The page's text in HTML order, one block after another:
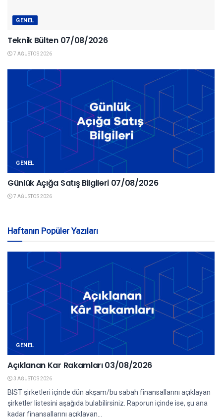
GENEL
Teknik Bülten 07/08/2026
7 AĞUSTOS 2026
GENEL
Günlük Açığa Satış Bilgileri 07/08/2026
7 AĞUSTOS 2026
Haftanın Popüler Yazıları
GENEL
Açıklanan Kar Rakamları 03/08/2026
3 AĞUSTOS 2026
BIST şirketleri içinde dün akşam/bu sabah finansallarını açıklayan
şirketler listesini aşağıda bulabilirsiniz. Raporun içinde ise, şu ana
kadar finansallarını açıklayan...